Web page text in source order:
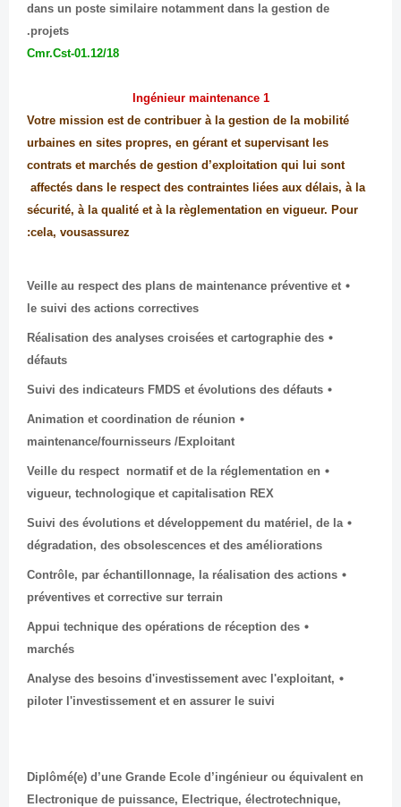
dans un poste similaire notamment dans la gestion de
projets.
Cmr.Cst-01.12/18
1 Ingénieur maintenance
Votre mission est de contribuer à la gestion de la mobilité
urbaines en sites propres, en gérant et supervisant les
contrats et marchés de gestion d’exploitation qui lui sont
affectés dans le respect des contraintes liées aux délais, à la
sécurité, à la qualité et à la règlementation en vigueur. Pour
cela, vousassurez:
Veille au respect des plans de maintenance préventive et
le suivi des actions correctives
Réalisation des analyses croisées et cartographie des
défauts
Suivi des indicateurs FMDS et évolutions des défauts
Animation et coordination de réunion
maintenance/fournisseurs /Exploitant
Veille du respect normatif et de la réglementation en
vigueur, technologique et capitalisation REX
Suivi des évolutions et développement du matériel, de la
dégradation, des obsolescences et des améliorations
Contrôle, par échantillonnage, la réalisation des actions
préventives et corrective sur terrain
Appui technique des opérations de réception des
marchés
Analyse des besoins d'investissement avec l'exploitant,
piloter l'investissement et en assurer le suivi
Diplômé(e) d’une Grande Ecole d’ingénieur ou équivalent en
Electronique de puissance, Electrique, électrotechnique,